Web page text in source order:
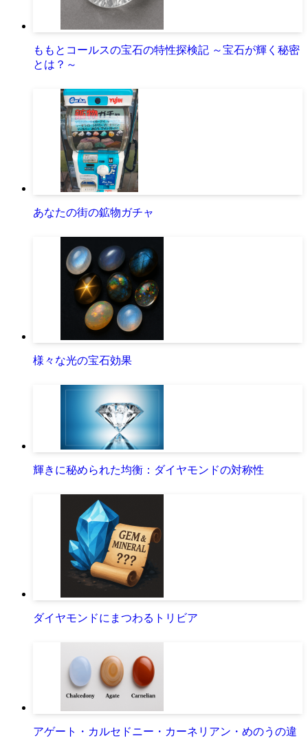
ももとコールスの宝石の特性探検記 ～宝石が輝く秘密
とは？～
あなたの街の鉱物ガチャ
様々な光の宝石効果
輝きに秘められた均衡：ダイヤモンドの対称性
ダイヤモンドにまつわるトリビア
アゲート・カルセドニー・カーネリアン・めのうの違